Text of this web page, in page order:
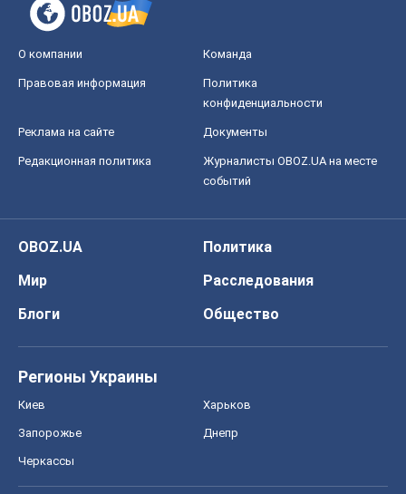
О компании Команда
Правовая информация
Политика
конфиденциальности
Реклама на сайте Документы
Редакционная политика
Журналисты OBOZ.UA на месте
событий
OBOZ.UA
Политика
Мир
Расследования
Блоги
Общество
Регионы Украины
Киев Харьков
Запорожье Днепр
Черкассы